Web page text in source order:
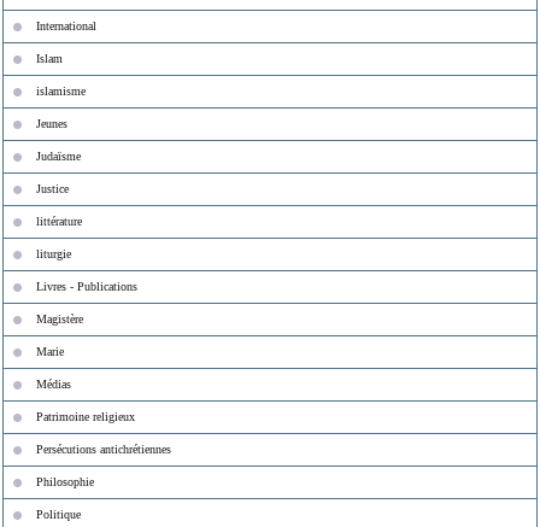
International
Islam
islamisme
Jeunes
Judaïsme
Justice
littérature
liturgie
Livres - Publications
Magistère
Marie
Médias
Patrimoine religieux
Persécutions antichrétiennes
Philosophie
Politique